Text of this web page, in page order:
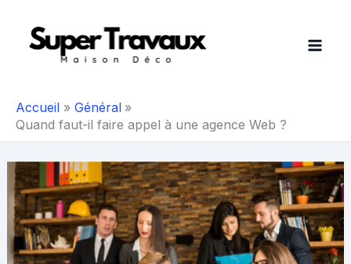
contenu
Accueil
Général
Quand faut-il faire appel à une agence Web ?